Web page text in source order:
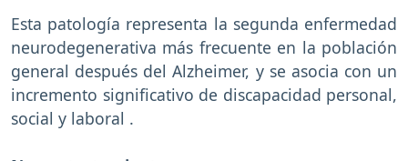
Esta patología representa la segunda enfermedad
neurodegenerativa más frecuente en la población
general después del Alzheimer, y se asocia con un
incremento significativo de discapacidad personal,
social y laboral .